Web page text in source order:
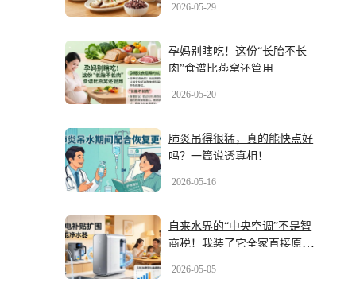
2026-05-29
孕妈别瞎吃！这份“长胎不长
肉”食谱比燕窝还管用
2026-05-20
肺炎吊得很猛，真的能快点好
吗？一篇说透真相！
2026-05-16
自来水界的“中央空调”不是智
商税！我装了它全家直接原地
2026-05-05